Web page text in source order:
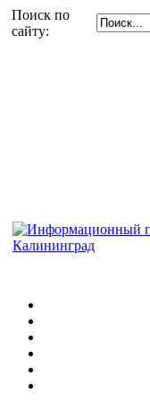
Поиск по
сайту: